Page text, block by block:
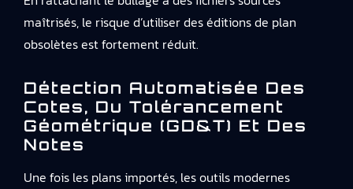
maîtrisés, le risque d’utiliser des éditions de plan
obsolètes est fortement réduit.
Détection Automatisée Des
Cotes, Du Tolérancement
Géométrique (GD&T) Et Des
Notes
Une fois les plans importés, les outils modernes